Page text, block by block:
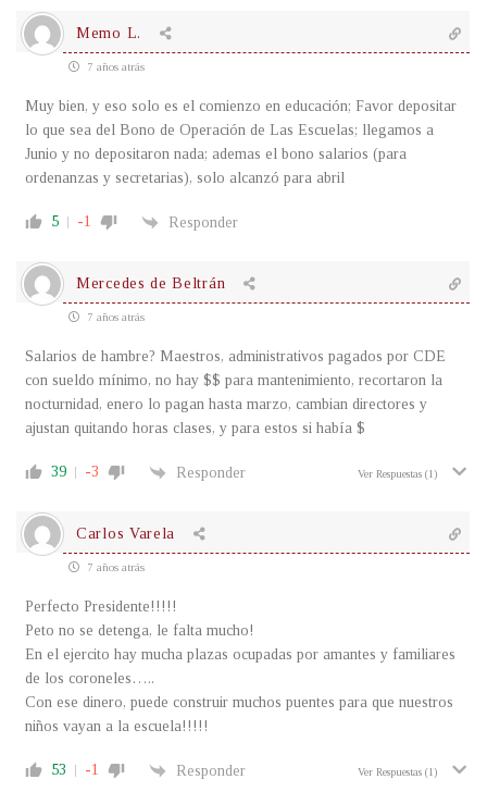
Memo L.
7 años atrás
Muy bien, y eso solo es el comienzo en educación; Favor depositar
lo que sea del Bono de Operación de Las Escuelas; llegamos a
Junio y no depositaron nada; ademas el bono salarios (para
ordenanzas y secretarias), solo alcanzó para abril
5 -1 Responder
Mercedes de Beltrán
7 años atrás
Salarios de hambre? Maestros, administrativos pagados por CDE
con sueldo mínimo, no hay $$ para mantenimiento, recortaron la
nocturnidad, enero lo pagan hasta marzo, cambian directores y
ajustan quitando horas clases, y para estos si había $
39 -3 Responder Ver Respuestas (1)
Carlos Varela
7 años atrás
Perfecto Presidente!!!!!
Peto no se detenga, le falta mucho!
En el ejercito hay mucha plazas ocupadas por amantes y familiares
de los coroneles…..
Con ese dinero, puede construir muchos puentes para que nuestros
niños vayan a la escuela!!!!!
53 -1 Responder Ver Respuestas (1)